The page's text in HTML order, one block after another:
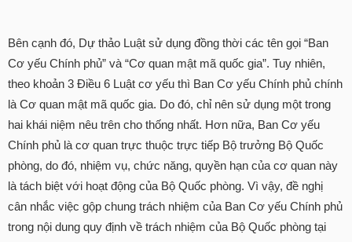
Bên cạnh đó, Dự thảo Luật sử dụng đồng thời các tên gọi “Ban
Cơ yếu Chính phủ” và “Cơ quan mật mã quốc gia”. Tuy nhiên,
theo khoản 3 Điều 6 Luật cơ yếu thì Ban Cơ yếu Chính phủ chính
là Cơ quan mật mã quốc gia. Do đó, chỉ nên sử dụng một trong
hai khái niệm nêu trên cho thống nhất. Hơn nữa, Ban Cơ yếu
Chính phủ là cơ quan trực thuộc trực tiếp Bộ trưởng Bộ Quốc
phòng, do đó, nhiệm vụ, chức năng, quyền hạn của cơ quan này
là tách biệt với hoạt động của Bộ Quốc phòng. Vì vậy, đề nghị
cân nhắc việc gộp chung trách nhiệm của Ban Cơ yếu Chính phủ
trong nội dung quy định về trách nhiệm của Bộ Quốc phòng tại